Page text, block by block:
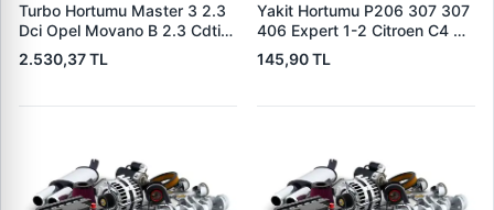
Turbo Hortumu Master 3 2.3
Dci Opel Movano B 2.3 Cdti
10> | UCPA 31H10194 | OEM
144605593R 144604965R
2.530,37 TL
Yakit Hortumu P206 307 307
406 Expert 1-2 Citroen C4 C5
Jumpy Xsara 2.0 Hdi 99>07 |
WINTECH 0500208 | OEM
145,90 TL